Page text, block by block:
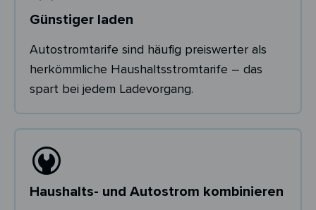
Günstiger laden
Autostromtarife sind häufig preiswerter als
herkömmliche Haushaltsstromtarife – das
spart bei jedem Ladevorgang.
Haushalts- und Autostrom kombinieren